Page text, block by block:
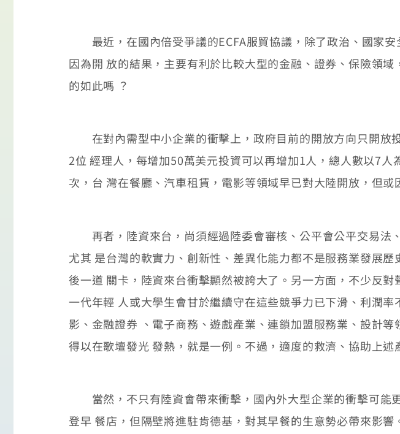
最近，在國內倍受爭議的ECFA服貿協議，除了政治、國家安
因為開 放的結果，主要有利於比較大型的金融、證券、保險領
的如此嗎 ？
在對內需型中小企業的衝擊上，政府目前的開放方向只開放
2位 經理人，每增加50萬美元投資可以再增加1人，總人數以7
次，台 灣在餐廳、汽車租賃，電影等領域早已對大陸開放，但
再者，陸資來台，尚須經過陸委會審核、公平會公平交易法
尤其 是台灣的軟實力、創新性、差異化能力都不是服務業發展
後一道 關卡，陸資來台衝擊顯然被誇大了。另一方面，不少反
一代年輕 人或大學生會甘於繼續守在這些競爭力已下滑、利潤
影、金融證券 、電子商務、遊戲產業、連鎖加盟服務業、設計
得以在歌壇發光 發熱，就是一例。不過，適度的救濟、協助上述
當然，不只有陸資會帶來衝擊，國內外大型企業的衝擊可能
登早 餐店，但隔壁將進駐肯德基，對其早餐的生意勢必帶來影